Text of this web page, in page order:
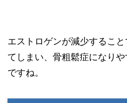
エストロゲンが減少するこ
てしまい、骨粗鬆症になり
ですね。